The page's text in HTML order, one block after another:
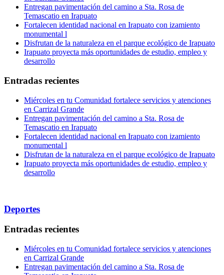
Entregan pavimentación del camino a Sta. Rosa de
Temascatio en Irapuato
Fortalecen identidad nacional en Irapuato con izamiento
monumental l
Disfrutan de la naturaleza en el parque ecológico de Irapuato
Irapuato proyecta más oportunidades de estudio, empleo y
desarrollo
Entradas recientes
Miércoles en tu Comunidad fortalece servicios y atenciones
en Carrizal Grande
Entregan pavimentación del camino a Sta. Rosa de
Temascatio en Irapuato
Fortalecen identidad nacional en Irapuato con izamiento
monumental l
Disfrutan de la naturaleza en el parque ecológico de Irapuato
Irapuato proyecta más oportunidades de estudio, empleo y
desarrollo
Deportes
Entradas recientes
Miércoles en tu Comunidad fortalece servicios y atenciones
en Carrizal Grande
Entregan pavimentación del camino a Sta. Rosa de